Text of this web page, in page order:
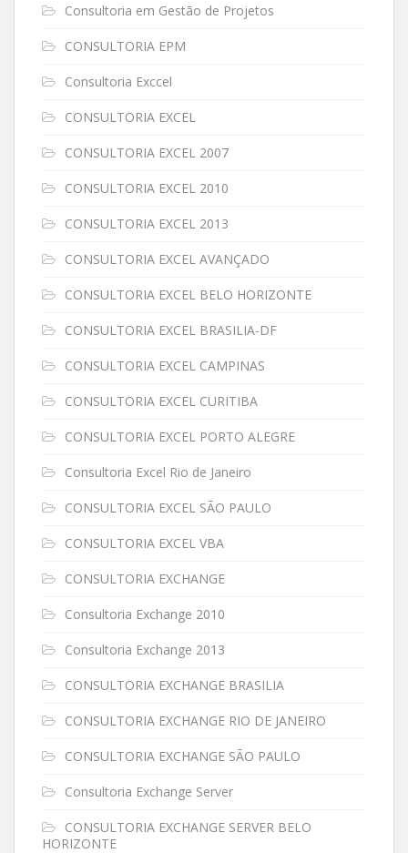
Consultoria em Gestão de Projetos
CONSULTORIA EPM
Consultoria Exccel
CONSULTORIA EXCEL
CONSULTORIA EXCEL 2007
CONSULTORIA EXCEL 2010
CONSULTORIA EXCEL 2013
CONSULTORIA EXCEL AVANÇADO
CONSULTORIA EXCEL BELO HORIZONTE
CONSULTORIA EXCEL BRASILIA-DF
CONSULTORIA EXCEL CAMPINAS
CONSULTORIA EXCEL CURITIBA
CONSULTORIA EXCEL PORTO ALEGRE
Consultoria Excel Rio de Janeiro
CONSULTORIA EXCEL SÃO PAULO
CONSULTORIA EXCEL VBA
CONSULTORIA EXCHANGE
Consultoria Exchange 2010
Consultoria Exchange 2013
CONSULTORIA EXCHANGE BRASILIA
CONSULTORIA EXCHANGE RIO DE JANEIRO
CONSULTORIA EXCHANGE SÃO PAULO
Consultoria Exchange Server
CONSULTORIA EXCHANGE SERVER BELO
HORIZONTE